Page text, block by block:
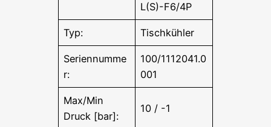
L(S)-F6/4P
Typ: Tischkühler
Seriennumme
r:
100/1112041.0
001
Max/Min
Druck [bar]:
10 / -1